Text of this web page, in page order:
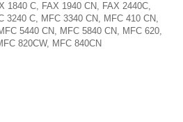
1840 C, FAX 1940 CN, FAX 2440C,
3240 C, MFC 3340 CN, MFC 410 CN,
5440 CN, MFC 5840 CN, MFC 620,
820CW, MFC 840CN